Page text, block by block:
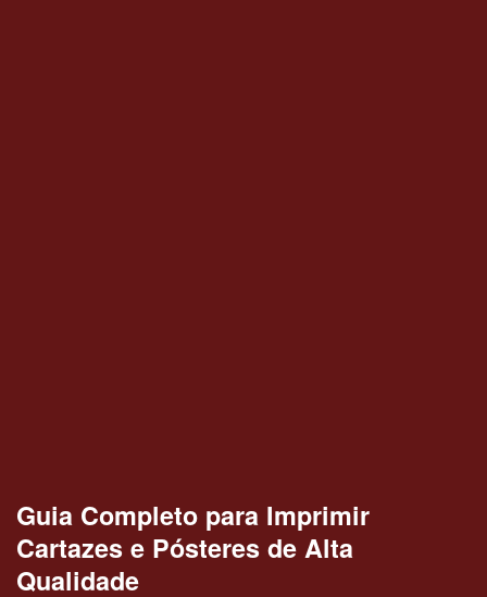
Guia Completo para Imprimir
Cartazes e Pósteres de Alta
Qualidade